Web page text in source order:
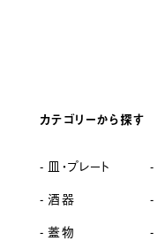
カテゴリーから探す
皿・プレート
酒器
蓋物